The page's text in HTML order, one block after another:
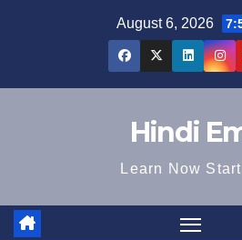
August 6, 2026
Hindi
Learn Now